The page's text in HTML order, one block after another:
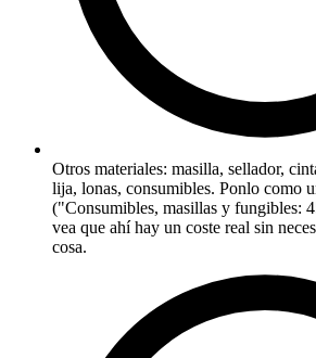
Otros materiales: masilla, sellador,
lija, lonas, consumibles. Ponlo como
("Consumibles, masillas y fungibles:
vea que ahí hay un coste real sin
cosa.